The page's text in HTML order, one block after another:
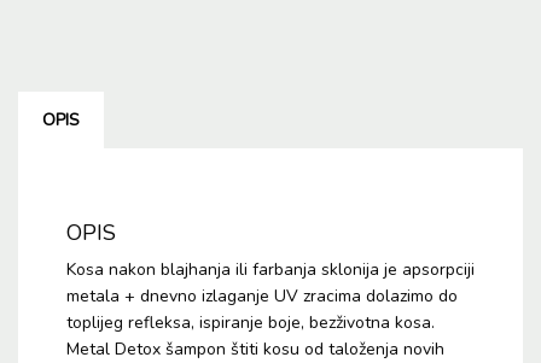
OPIS
OPIS
Kosa nakon blajhanja ili farbanja sklonija je apsorpciji
metala + dnevno izlaganje UV zracima dolazimo do
toplijeg refleksa, ispiranje boje, bezživotna kosa.
Metal Detox šampon štiti kosu od taloženja novih